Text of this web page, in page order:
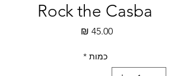
Rock the Casba
‏45.00 ‏₪
כמות *